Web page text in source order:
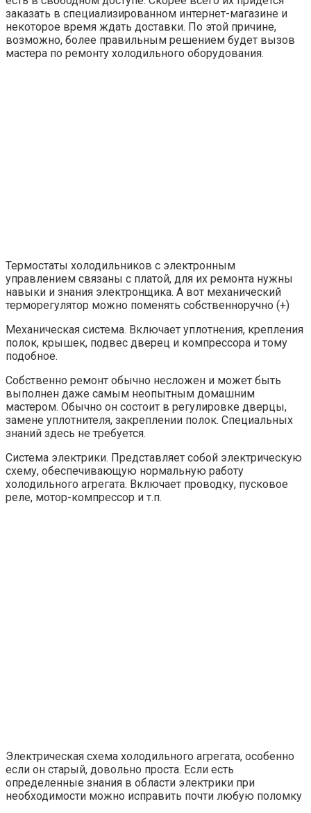
заказать в специализированном интернет-магазине и
некоторое время ждать доставки. По этой причине,
возможно, более правильным решением будет вызов
мастера по ремонту холодильного оборудования.
Термостаты холодильников с электронным
управлением связаны с платой, для их ремонта нужны
навыки и знания электронщика. А вот механический
терморегулятор можно поменять собственноручно (+)
Механическая система. Включает уплотнения, крепления
полок, крышек, подвес дверец и компрессора и тому
подобное.
Собственно ремонт обычно несложен и может быть
выполнен даже самым неопытным домашним
мастером. Обычно он состоит в регулировке дверцы,
замене уплотнителя, закреплении полок. Специальных
знаний здесь не требуется.
Система электрики. Представляет собой электрическую
схему, обеспечивающую нормальную работу
холодильного агрегата. Включает проводку, пусковое
реле, мотор-компрессор и т.п.
Электрическая схема холодильного агрегата, особенно
если он старый, довольно проста. Если есть
определенные знания в области электрики при
необходимости можно исправить почти любую поломку